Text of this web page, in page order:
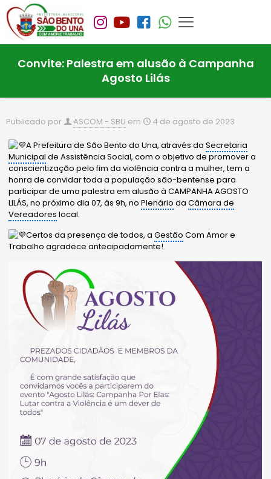
Convite: Palestra em alusão à Campanha
Agosto Lilás
Publicado por ASCOM - SBU em 4 de agosto de 2023
A Prefeitura de São Bento do Una, através daSecretaria
Municipal de Assistência Social, com o objetivo de promover a
conscientização pelo fim da violência contra a mulher, tem a
honra de convidar toda a população são-bentense para
participar de uma palestra em alusão à CAMPANHA AGOSTO
LILÁS, no próximo dia 07, às 9h, noPlenário daCâmara de
Vereadores local.
Certos da presença de todos, aGestão Com Amor e
Trabalho agradece antecipadamente!